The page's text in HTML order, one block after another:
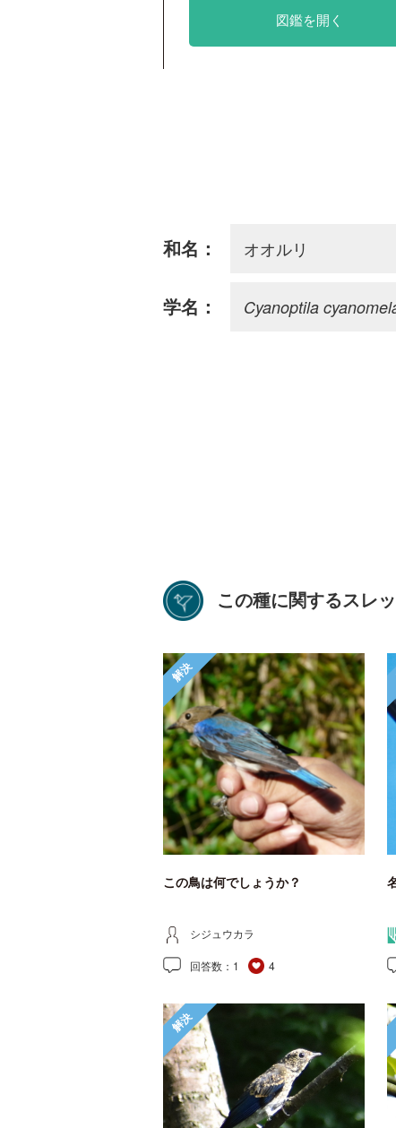
図鑑を開く
和名： オオルリ
学名： Cyanoptila
この種に関するスレ
解決
この鳥は何でしょうか？
シジュウカラ
回答数： 1 4
解決